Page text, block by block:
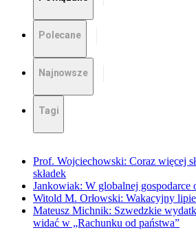
Polecane
Najnowsze
Tagi
Prof. Wojciechowski: Coraz więcej
składek
Jankowiak: W globalnej gospodarce
Witold M. Orłowski: Wakacyjny
Mateusz Michnik: Szwedzkie
widać w „Rachunku od państwa”